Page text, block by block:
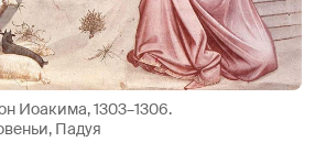
Иоакима, 1303–1306.
Падуя